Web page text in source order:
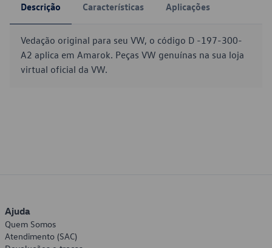
Descrição Características Aplicações
Vedação original para seu VW, o código D -197-300-
A2 aplica em Amarok. Peças VW genuínas na sua loja
virtual oficial da VW.
Ajuda
Quem Somos
Atendimento (SAC)